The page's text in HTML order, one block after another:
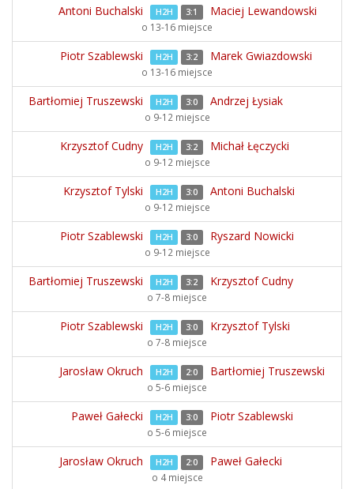
Antoni Buchalski H2H 3:1 Maciej Lewandowski
o 13-16 miejsce
Piotr Szablewski H2H 3:2 Marek Gwiazdowski
o 13-16 miejsce
Bartłomiej Truszewski H2H 3:0 Andrzej Łysiak
o 9-12 miejsce
Krzysztof Cudny H2H 3:2 Michał Łęczycki
o 9-12 miejsce
Krzysztof Tylski H2H 3:0 Antoni Buchalski
o 9-12 miejsce
Piotr Szablewski H2H 3:0 Ryszard Nowicki
o 9-12 miejsce
Bartłomiej Truszewski H2H 3:2 Krzysztof Cudny
o 7-8 miejsce
Piotr Szablewski H2H 3:0 Krzysztof Tylski
o 7-8 miejsce
Jarosław Okruch H2H 2:0 Bartłomiej Truszewski
o 5-6 miejsce
Paweł Gałecki H2H 3:0 Piotr Szablewski
o 5-6 miejsce
Jarosław Okruch H2H 2:0 Paweł Gałecki
o 4 miejsce